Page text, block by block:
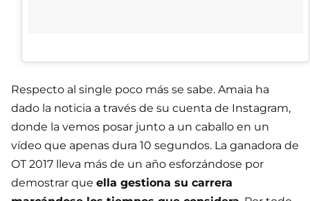
Respecto al single poco más se sabe. Amaia ha
dado la noticia a través de su cuenta de Instagram,
donde la vemos posar junto a un caballo en un
vídeo que apenas dura 10 segundos. La ganadora de
OT 2017 lleva más de un año esforzándose por
demostrar que ella gestiona su carrera